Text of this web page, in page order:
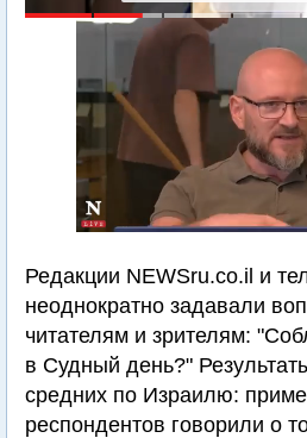
Редакции NEWSru.co.il и
неоднократно задавали
читателям и зрителям:
в Судный день?"
средних по Израилю:
респондентов говорили о